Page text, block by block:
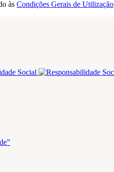
às Condições Gerais de Utilização